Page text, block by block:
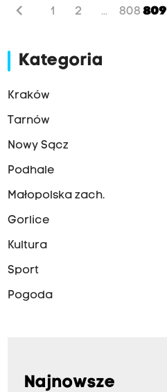
chevron_left 1 2 ... 808 809
Kategoria
Kraków
Tarnów
Nowy Sącz
Podhale
Małopolska zach.
Gorlice
Kultura
Sport
Pogoda
Najnowsze